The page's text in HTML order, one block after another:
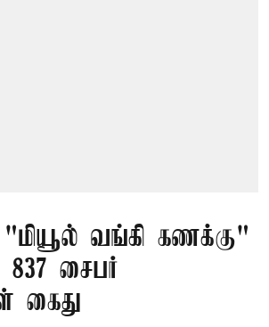
"மியூல் வங்கி கணக்கு"
837 சைபர்
கைது